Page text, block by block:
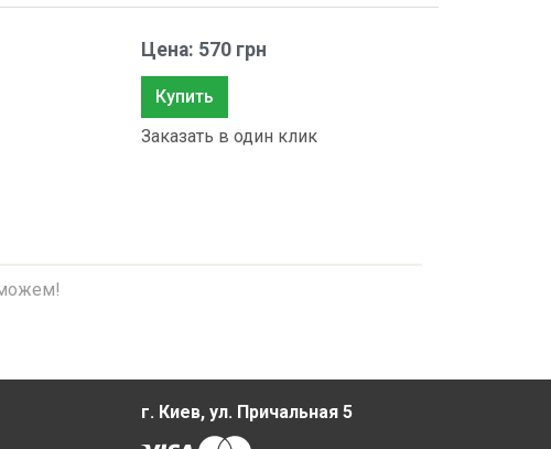
Цена: 570 грн
Купить
Заказать в один клик
г. Киев, ул. Причальная 5